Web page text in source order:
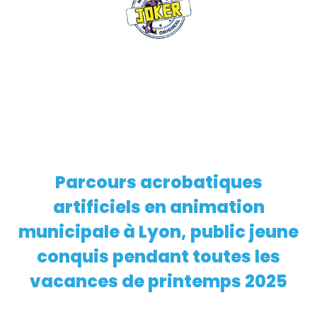
EN SAVOIR PLUS
Parcours acrobatiques
artificiels en animation
municipale à Lyon, public jeune
conquis pendant toutes les
vacances de printemps 2025